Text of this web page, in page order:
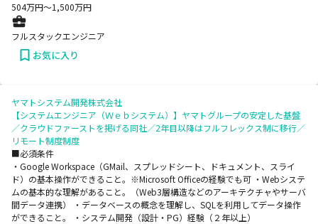
504万円〜1,500万円
フルスタックエンジニア
お気に入り
ヤマトシステム開発株式会社
【システムエンジニア（Ｗｅｂシステム）】ヤマトグループの安定した基盤
／クラウドファーストを掲げる同社／2年目以降はフルフレックス制に移行／
リモート制度制度
■必須条件
・Google Workspace（GMail、スプレッドシート、ドキュメント、スライ
ド）の基本操作ができること。※Microsoft Officeの経験でも可 ・Webシステ
ムの基本的な理解があること。（Web3層構造などのアーキテクチャやサーバ
間データ連携） ・データベースの概念を理解し、SQLを利用してデータ操作
ができること。 ・システム開発（設計・PG）経験（２年以上）